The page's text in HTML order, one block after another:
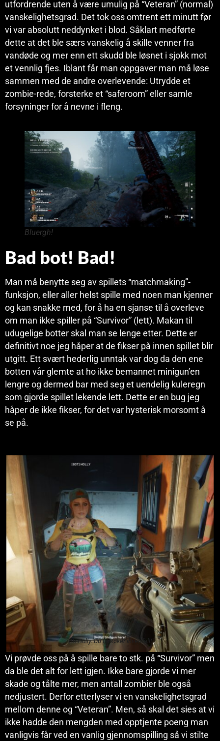
utfordrende uten å være umulig på “Veteran” (normal)
vanskelighetsgrad. Det tok oss omtrent ett minutt før
vi var absolutt neddynket i blod. Såklart medførte
dette at det ble særs vanskelig å skille venner fra
vandøde og mer enn ett skudd ble løsnet i sjokk mot
et vennlig fjes. Iblant får man oppgaver man må løse
sammen med de andre overlevende: Utrydde et
zombie-rede, forsterke et “saferoom” eller samle
forsyninger for å nevne i fleng.
Bluergh!
Bad bot! Bad!
Man må benytte seg av spillets “matchmaking”-
funksjon, eller aller helst spille med noen man kjenner
og kan snakke med, for å ha en sjanse til å overleve
om man ikke spiller på “Survivor” (lett). Makan til
udugelige botter skal man se lenge etter. Dette er
definitivt noe jeg håper at de fikser på innen spillet blir
utgitt. Ett svært hederlig unntak var dog da den ene
botten vår glemte at ho ikke bemannet minigun’en
lengre og dermed bar med seg et uendelig kuleregn
som gjorde spillet lekende lett. Dette er en bug jeg
håper de ikke fikser, for det var hysterisk morsomt å
se på.
Åh Holly. Du forsøker ihvertfall!
Vi prøvde oss på å spille bare to stk. på “Survivor” men
da ble det alt for lett igjen. Ikke bare gjorde vi mer
skade og tålte mer, men antall zombier ble også
nedjustert. Derfor etterlyser vi en vanskelighetsgrad
mellom denne og “Veteran”. Men, så skal det sies at vi
ikke hadde den mengden med opptjente poeng man
vanligvis får ved en vanlig gjennomspilling så vi stilte